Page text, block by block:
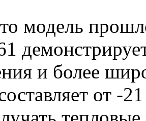
модель
и более
от -